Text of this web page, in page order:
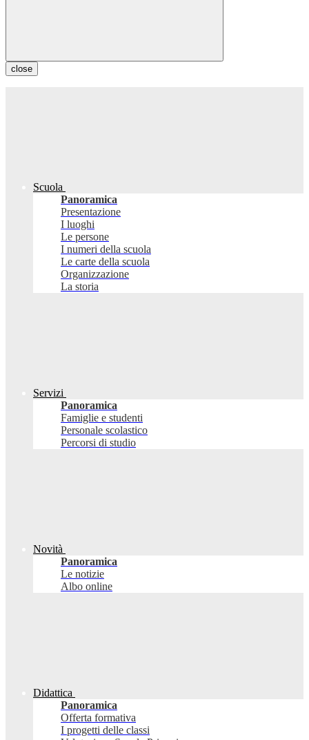
close
Scuola
Panoramica
Presentazione
I luoghi
Le persone
I numeri della scuola
Le carte della scuola
Organizzazione
La storia
Servizi
Panoramica
Famiglie e studenti
Personale scolastico
Percorsi di studio
Novità
Panoramica
Le notizie
Albo online
Didattica
Panoramica
Offerta formativa
I progetti delle classi